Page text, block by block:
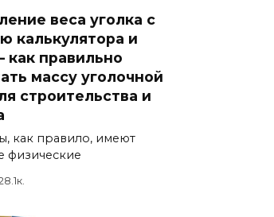
веса уголка с
калькулятора и
как правильно
массу уголочной
строительства и
как правило, имеют
физические